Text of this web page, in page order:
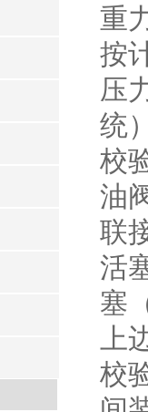
重
按
压
统
校
油
联
活
塞
上
校